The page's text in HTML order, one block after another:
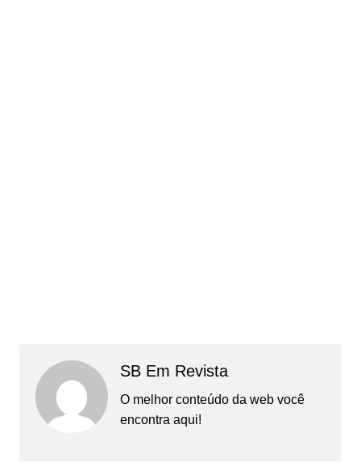
SB Em Revista
O melhor conteúdo da web você
encontra aqui!